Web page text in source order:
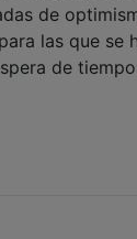
de
las que se
de